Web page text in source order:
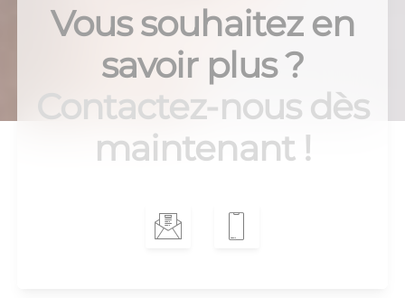
Vous souhaitez en
savoir plus ?
Contactez-nous dès
maintenant !